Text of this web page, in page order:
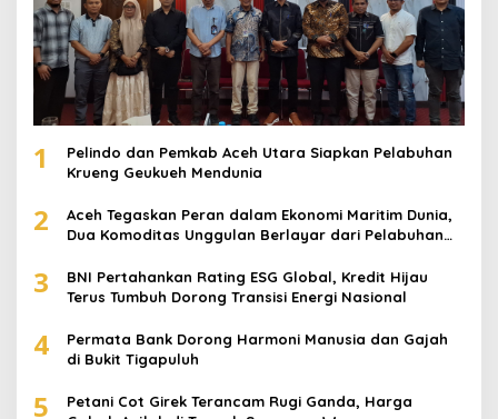
1
Pelindo dan Pemkab Aceh Utara Siapkan Pelabuhan
Krueng Geukueh Mendunia
2
Aceh Tegaskan Peran dalam Ekonomi Maritim Dunia,
Dua Komoditas Unggulan Berlayar dari Pelabuhan
3
BNI Pertahankan Rating ESG Global, Kredit Hijau
Terus Tumbuh Dorong Transisi Energi Nasional
4
Permata Bank Dorong Harmoni Manusia dan Gajah
di Bukit Tigapuluh
5
Petani Cot Girek Terancam Rugi Ganda, Harga